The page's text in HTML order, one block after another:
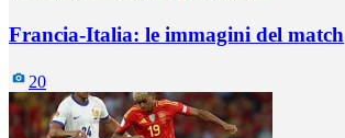
Francia-Italia: le immagini del match
20